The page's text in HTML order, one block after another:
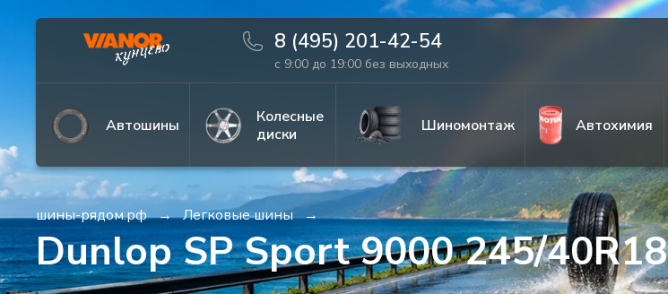
8 (495) 201-42-54
с 9:00 до 19:00 без выходных
Автошины
Колесные
диски
Шиномонтаж Автохимия
шины-рядом.рф Легковые шины
Dunlop SP Sport 9000 245/40R18
Информация Фото товара